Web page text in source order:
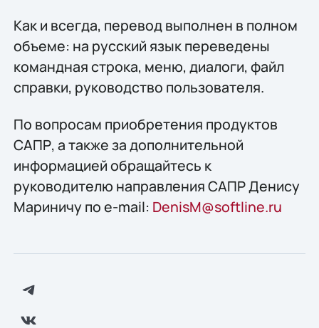
Как и всегда, перевод выполнен в полном
объеме: на русский язык переведены
командная строка, меню, диалоги, файл
справки, руководство пользователя.
По вопросам приобретения продуктов
САПР, а также за дополнительной
информацией обращайтесь к
руководителю направления САПР Денису
Мариничу по e-mail: DenisM@softline.ru